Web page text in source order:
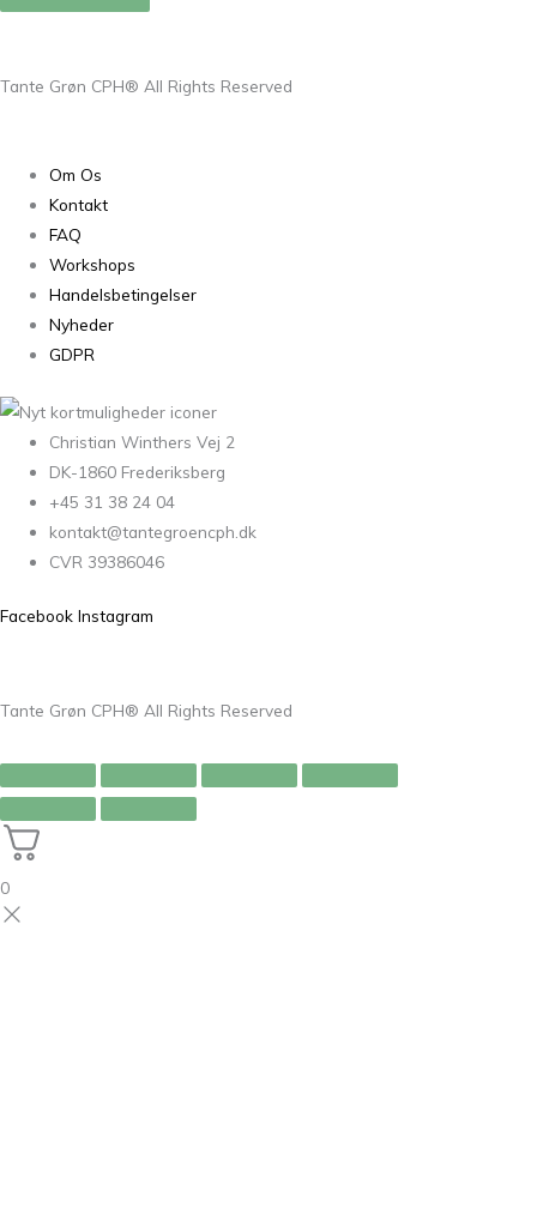
Tante Grøn CPH® All Rights Reserved
Om Os
Kontakt
FAQ
Workshops
Handelsbetingelser
Nyheder
GDPR
Christian Winthers Vej 2
DK-1860 Frederiksberg
+45 31 38 24 04
kontakt@tantegroencph.dk
CVR 39386046
Facebook Instagram
Tante Grøn CPH® All Rights Reserved
0